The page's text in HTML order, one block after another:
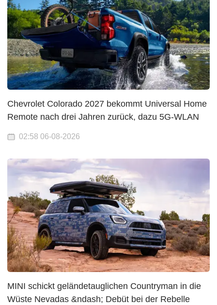
Chevrolet Colorado 2027 bekommt Universal Home
Remote nach drei Jahren zurück, dazu 5G-WLAN
02:58 06-08-2026
MINI schickt geländetauglichen Countryman in die
Wüste Nevadas &ndash; Debüt bei der Rebelle